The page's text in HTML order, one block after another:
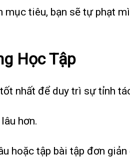
mục tiêu, bạn sẽ tự phạt
Học Tập
nhất để duy trì sự tỉnh
hơn.
hoặc tập bài tập đơn